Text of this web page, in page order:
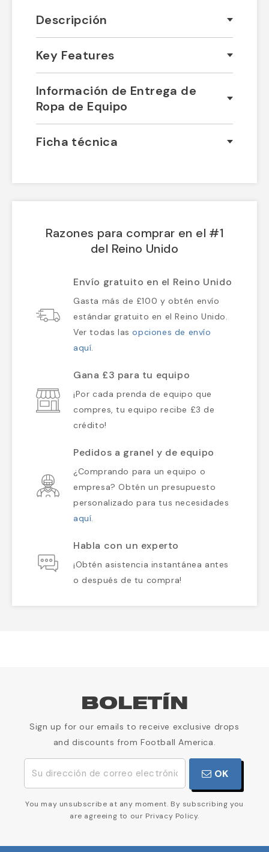
Descripción
Key Features
Información de Entrega de
Ropa de Equipo
Ficha técnica
Razones para comprar en el #1
del Reino Unido
Envío gratuito en el Reino Unido
Gasta más de £100 y obtén envío
estándar gratuito en el Reino Unido.
Ver todas lasopciones de envío
aquí.
Gana £3 para tu equipo
¡Por cada prenda de equipo que
compres, tu equipo recibe £3 de
crédito!
Pedidos a granel y de equipo
¿Comprando para un equipo o
empresa? Obtén un presupuesto
personalizado para tus necesidades
aquí.
Habla con un experto
¡Obtén asistencia instantánea antes
o después de tu compra!
BOLETÍN
Sign up for our emails to receive exclusive drops
and discounts from Football America.
OK
You may unsubscribe at any moment. By subscribing you
are agreeing to our Privacy Policy.